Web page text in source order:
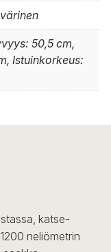
50,5 cm,
Istuinkorkeus:
katse-
neliömetrin